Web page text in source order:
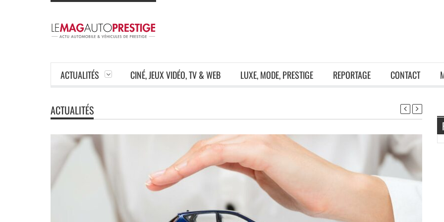
ACTUALITÉS CINÉ, JEUX VIDÉO, TV & WEB LUXE, MODE, PRESTIGE REPORTAGE CONTACT
ACTUALITÉS